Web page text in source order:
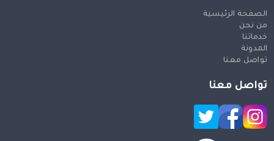
الصفحة الرئيسية
من نحن
خدماتنا
المدونة
تواصل معنا
تواصل معنا